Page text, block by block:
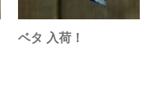
ベタ 入荷！